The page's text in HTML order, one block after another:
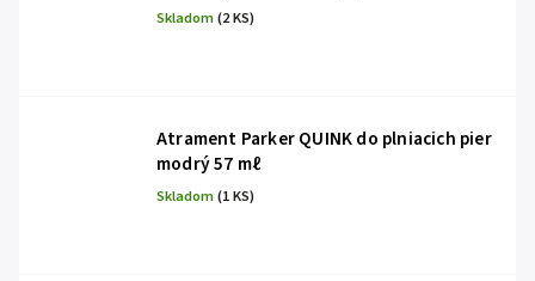
Skladom(2 KS)
Atrament Parker QUINK do plniacich pier
modrý 57 mℓ
Skladom(1 KS)